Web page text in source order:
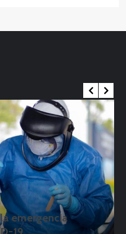
emergencia